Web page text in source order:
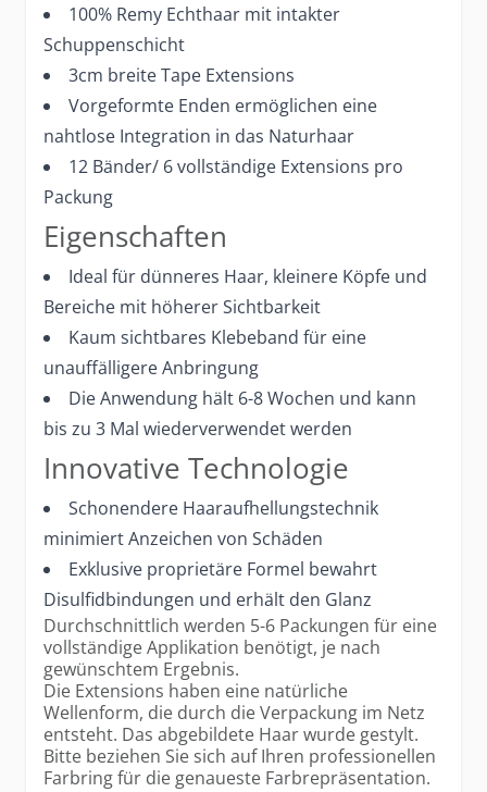
100% Remy Echthaar mit intakter
Schuppenschicht
3cm breite Tape Extensions
Vorgeformte Enden ermöglichen eine
nahtlose Integration in das Naturhaar
12 Bänder/ 6 vollständige Extensions pro
Packung
Eigenschaften
Ideal für dünneres Haar, kleinere Köpfe und
Bereiche mit höherer Sichtbarkeit
Kaum sichtbares Klebeband für eine
unauffälligere Anbringung
Die Anwendung hält 6-8 Wochen und kann
bis zu 3 Mal wiederverwendet werden
Innovative Technologie
Schonendere Haaraufhellungstechnik
minimiert Anzeichen von Schäden
Exklusive proprietäre Formel bewahrt
Disulfidbindungen und erhält den Glanz
Durchschnittlich werden 5-6 Packungen für eine
vollständige Applikation benötigt, je nach
gewünschtem Ergebnis.
Die Extensions haben eine natürliche
Wellenform, die durch die Verpackung im Netz
entsteht. Das abgebildete Haar wurde gestylt.
Bitte beziehen Sie sich auf Ihren professionellen
Farbring für die genaueste Farbrepräsentation.